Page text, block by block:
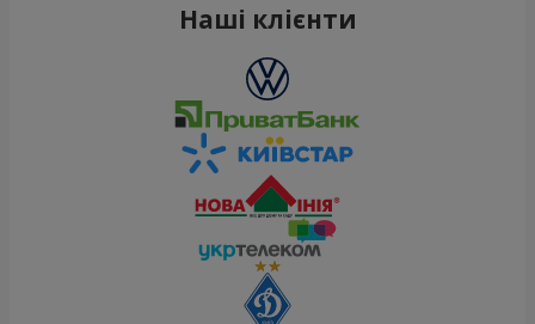
Наші клієнти